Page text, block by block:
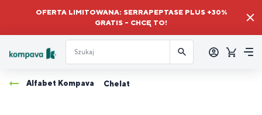
OFERTA LIMITOWANA: SERRAPEPTASE PLUS +30%
GRATIS – CHCĘ TO!
się
Koszyk
Alfabet Kompava Chelat